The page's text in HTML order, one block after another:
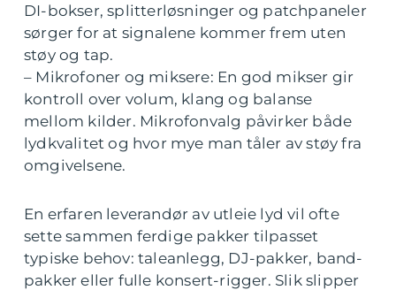
DI-bokser, splitterløsninger og patchpaneler
sørger for at signalene kommer frem uten
støy og tap.
– Mikrofoner og miksere: En god mikser gir
kontroll over volum, klang og balanse
mellom kilder. Mikrofonvalg påvirker både
lydkvalitet og hvor mye man tåler av støy fra
omgivelsene.
En erfaren leverandør av utleie lyd vil ofte
sette sammen ferdige pakker tilpasset
typiske behov: taleanlegg, DJ-pakker, band-
pakker eller fulle konsert-rigger. Slik slipper